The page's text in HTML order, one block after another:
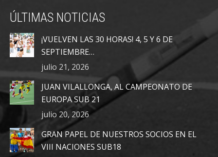
opens
in
new
window
opens
in
new
window
opens
new
window
ÚLTIMAS NOTICIAS
¡VUELVEN LAS 30 HORAS! 4, 5 Y 6 DE
SEPTIEMBRE…
julio 21, 2026
JUAN VILALLONGA, AL CAMPEONATO DE
EUROPA SUB 21
julio 20, 2026
GRAN PAPEL DE NUESTROS SOCIOS EN EL
VIII NACIONES SUB18